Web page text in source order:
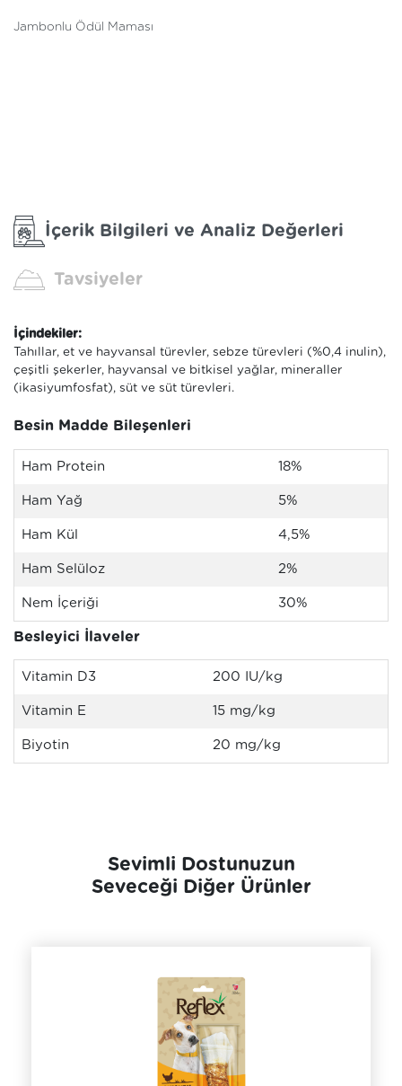
Jambonlu Ödül Maması
İçerik Bilgileri ve Analiz Değerleri
Tavsiyeler
İçindekiler:
Tahıllar, et ve hayvansal türevler, sebze türevleri (%0,4 inulin),
çeşitli şekerler, hayvansal ve bitkisel yağlar, mineraller
(ikasiyumfosfat), süt ve süt türevleri.
Besin Madde Bileşenleri
Ham Protein 18%
Ham Yağ 5%
Ham Kül 4,5%
Ham Selüloz 2%
Nem İçeriği 30%
Besleyici İlaveler
Vitamin D3 200 IU/kg
Vitamin E 15 mg/kg
Biyotin 20 mg/kg
Sevimli Dostunuzun
Seveceği Diğer Ürünler